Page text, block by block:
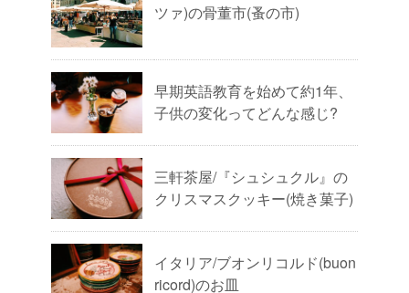
ツァ)の骨董市(蚤の市)
早期英語教育を始めて約1年、
子供の変化ってどんな感じ?
三軒茶屋/『シュシュクル』の
クリスマスクッキー(焼き菓子)
イタリア/ブオンリコルド(buon
ricord)のお皿